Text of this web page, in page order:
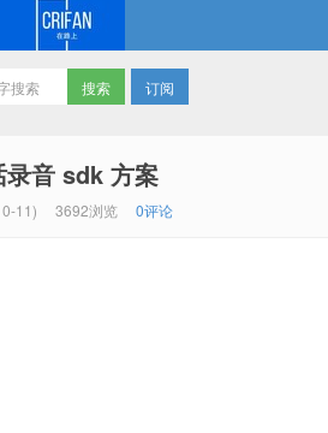
订阅
录音 sdk 方案
11) 3692浏览 0评论